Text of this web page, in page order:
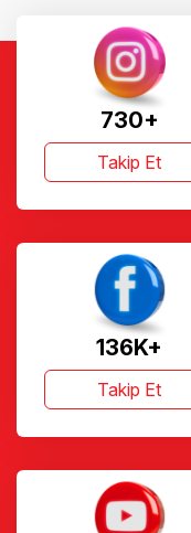
730+
Takip Et
136K+
Takip Et